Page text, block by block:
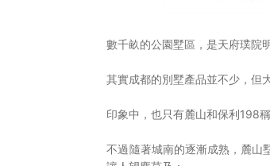
數千畝的公園墅區，是天府璞院
其實成都的別墅產品並不少，但
印象中，也只有麓山和保利198
不過隨著城南的逐漸成熟，麓山